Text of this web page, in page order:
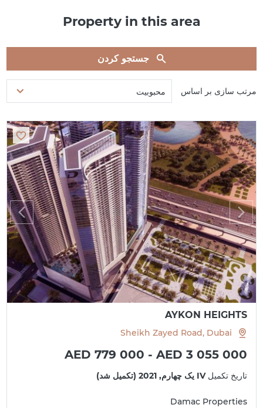
Property in this area
جستجو کردن
مرتب سازی بر اساس محبوبیت
AYKON HEIGHTS
Sheikh Zayed Road, Dubai
AED 779 000 - AED 3 055 000
تاریخ تکمیلIV یک چهارم, 2021 (تکمیل شد)
Damac Properties